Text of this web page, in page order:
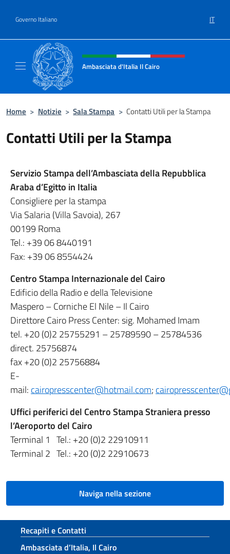
Governo Italiano IT
Intestazione sito, social e menù
Ambasciata d'Italia Il Cairo
Home > Notizie > Sala Stampa > Contatti Utili per la Stampa
Contatti Utili per la Stampa
Servizio Stampa dell’Ambasciata della Repubblica
Araba d’Egitto in Italia
Consigliere per la stampa
Via Salaria (Villa Savoia), 267
00199 Roma
Tel.: +39 06 8440191
Fax: +39 06 8554424
Centro Stampa Internazionale del Cairo
Edificio della Radio e della Televisione
Maspero – Corniche El Nile – Il Cairo
Direttore Cairo Press Center: sig. Mohamed Imam
tel. +20 (0)2 25755291 – 25789590 – 25784536
direct. 25756874
fax +20 (0)2 25756884
E-
mail: cairopresscenter@hotmail.com;
Uffici periferici del Centro Stampa Straniera presso
l’Aeroporto del Cairo
Terminal 1 Tel.: +20 (0)2 22910911
Terminal 2 Tel.: +20 (0)2 22910673
Naviga nella sezione
Sezione footer
Recapiti e Contatti
Ambasciata d’Italia, Il Cairo